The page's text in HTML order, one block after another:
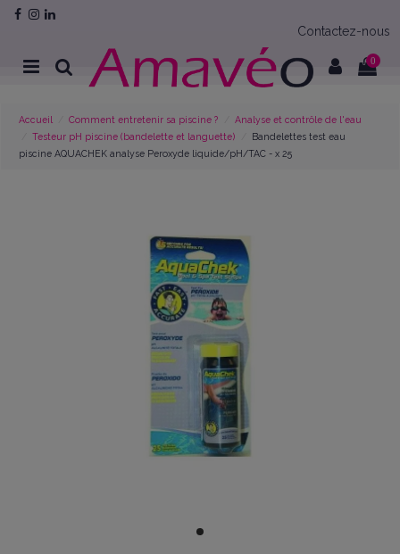
Contactez-nous
0
Accueil Comment entretenir sa piscine ?
Analyse et contrôle de l'eau
Testeur pH piscine (bandelette et languette)
Bandelettes test eau
piscine AQUACHEK analyse Peroxyde liquide/pH/TAC - x 25